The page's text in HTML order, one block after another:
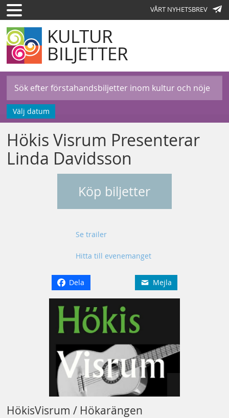
VÅRT NYHETSBREV
KULTUR
BILJETTER
Välj datum
Hökis Visrum Presenterar
Linda Davidsson
Köp biljetter
Se trailer
Hitta till evenemanget
Dela Mejla
HökisVisrum / Hökarängen